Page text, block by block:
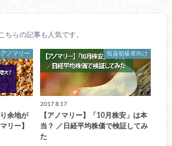
こちらの記事も人気です。
ノマリー
余地が
リー】
投資初級者向け
2017.8.17
【アノマリー】「10月株安」は本
当？ ／日経平均株価で検証してみ
た